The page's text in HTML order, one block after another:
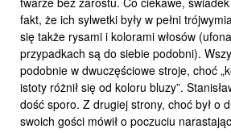
fakt, że ich sylwetki były w pełni
się także rysami i kolorami włosów
przypadkach są do siebie podobni).
podobnie w dwuczęściowe stroje, choć
istoty różnił się od koloru bluzy”.
dość sporo. Z drugiej strony, choć był o
swoich gości mówił o poczuciu